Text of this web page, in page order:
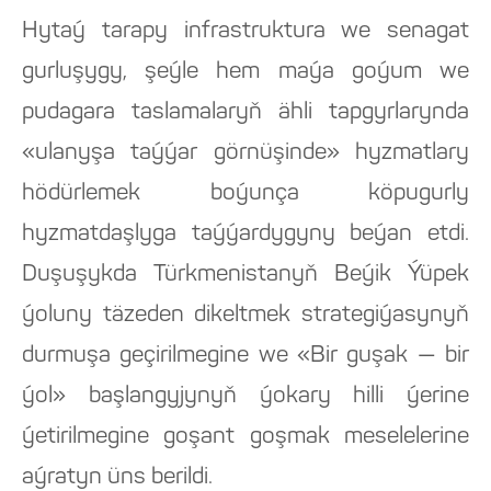
Hytaý tarapy infrastruktura we senagat
gurluşygy, şeýle hem maýa goýum we
pudagara taslamalaryň ähli tapgyrlarynda
«ulanyşa taýýar görnüşinde» hyzmatlary
hödürlemek boýunça köpugurly
hyzmatdaşlyga taýýardygyny beýan etdi.
Duşuşykda Türkmenistanyň Beýik Ýüpek
ýoluny täzeden dikeltmek strategiýasynyň
durmuşa geçirilmegine we «Bir guşak — bir
ýol» başlangyjynyň ýokary hilli ýerine
ýetirilmegine goşant goşmak meselelerine
aýratyn üns berildi.